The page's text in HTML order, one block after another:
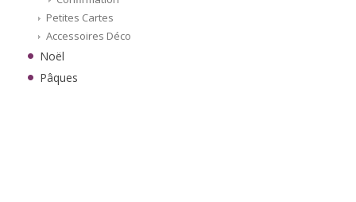
Petites Cartes
Accessoires Déco
Noël
Pâques